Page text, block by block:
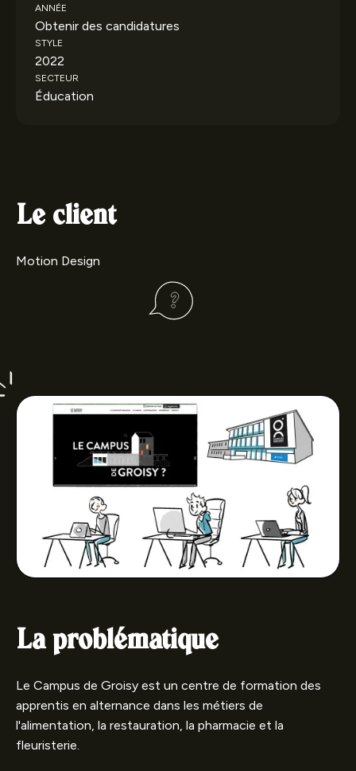
ANNÉE
Obtenir des candidatures
STYLE
2022
SECTEUR
Éducation
Le client
Motion Design
La problématique
Le Campus de Groisy est un centre de formation des
apprentis en alternance dans les métiers de
l'alimentation, la restauration, la pharmacie et la
fleuristerie.